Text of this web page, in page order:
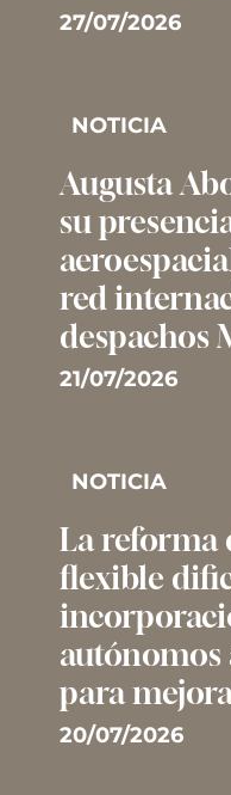
27/07/2026
NOTICIA
Augusta
su
red
despachos
21/07/2026
NOTICIA
La reforma
flexible
autónomos
para
20/07/2026